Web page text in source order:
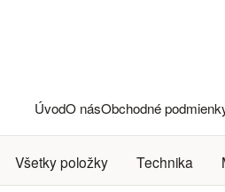
ÚvodO násObchodné
Všetky položky Technika